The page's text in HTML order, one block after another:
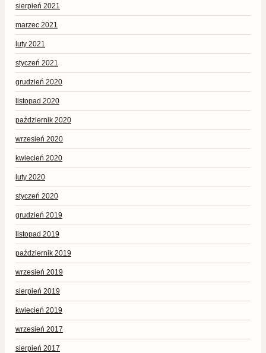
sierpień 2021
marzec 2021
luty 2021
styczeń 2021
grudzień 2020
listopad 2020
październik 2020
wrzesień 2020
kwiecień 2020
luty 2020
styczeń 2020
grudzień 2019
listopad 2019
październik 2019
wrzesień 2019
sierpień 2019
kwiecień 2019
wrzesień 2017
sierpień 2017